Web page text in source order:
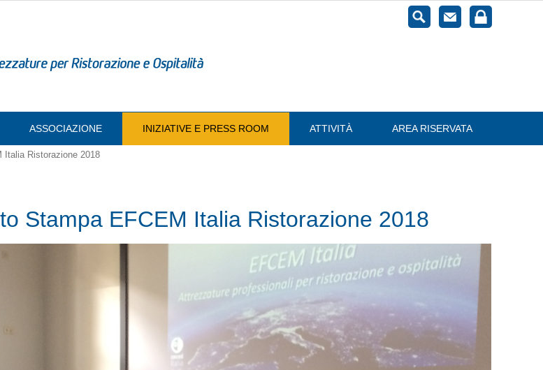
ASSOCIAZIONE INIZIATIVE E PRESS ROOM ATTIVITÀ AREA RISERVATA
Ristorazione 2018
Stampa EFCEM Italia Ristorazione 2018